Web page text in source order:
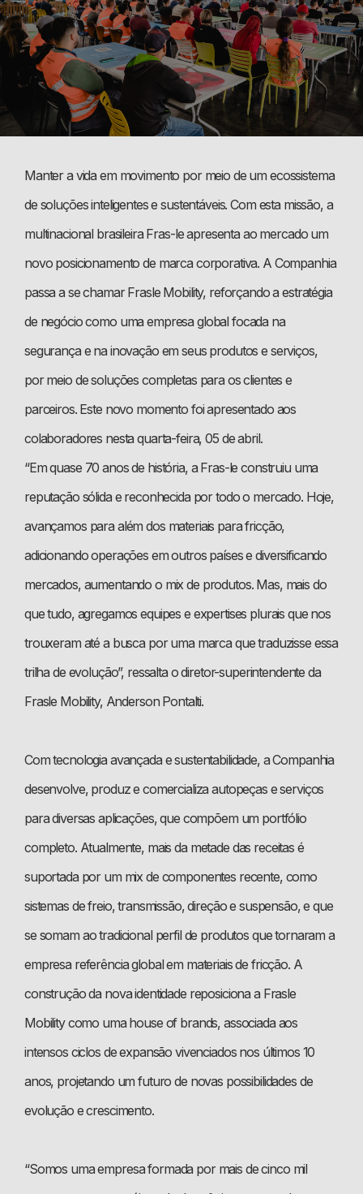
Manter a vida em movimento por meio de um ecossistema
de soluções inteligentes e sustentáveis. Com esta missão, a
multinacional brasileira Fras-le apresenta ao mercado um
novo posicionamento de marca corporativa. A Companhia
passa a se chamar Frasle Mobility, reforçando a estratégia
de negócio como uma empresa global focada na
segurança e na inovação em seus produtos e serviços,
por meio de soluções completas para os clientes e
parceiros. Este novo momento foi apresentado aos
colaboradores nesta quarta-feira, 05 de abril.
“Em quase 70 anos de história, a Fras-le construiu uma
reputação sólida e reconhecida por todo o mercado. Hoje,
avançamos para além dos materiais para fricção,
adicionando operações em outros países e diversificando
mercados, aumentando o mix de produtos. Mas, mais do
que tudo, agregamos equipes e expertises plurais que nos
trouxeram até a busca por uma marca que traduzisse essa
trilha de evolução”, ressalta o diretor-superintendente da
Frasle Mobility, Anderson Pontalti.
Com tecnologia avançada e sustentabilidade, a Companhia
desenvolve, produz e comercializa autopeças e serviços
para diversas aplicações, que compõem um portfólio
completo. Atualmente, mais da metade das receitas é
suportada por um mix de componentes recente, como
sistemas de freio, transmissão, direção e suspensão, e que
se somam ao tradicional perfil de produtos que tornaram a
empresa referência global em materiais de fricção. A
construção da nova identidade reposiciona a Frasle
Mobility como uma house of brands, associada aos
intensos ciclos de expansão vivenciados nos últimos 10
anos, projetando um futuro de novas possibilidades de
evolução e crescimento.
“Somos uma empresa formada por mais de cinco mil